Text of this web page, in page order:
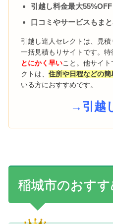
引越し料金最大55%OFF
口コミやサービスもま
引越し達人セレクトは、見
一括見積もりサイトです。特
とにかく早いこと。他サイ
クトは、住所や日程などの
いる方におすすめです。
→引越
稲城市のおす